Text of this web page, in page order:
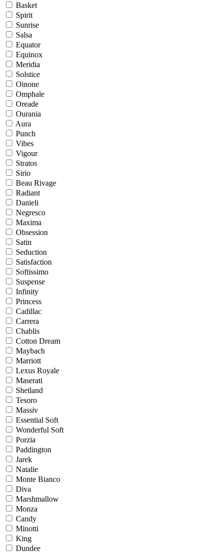
Basket
Spirit
Sunrise
Salsa
Equator
Equinox
Meridia
Solstice
Oinone
Omphale
Oreade
Ourania
Aura
Punch
Vibes
Vigour
Stratos
Sirio
Beau Rivage
Radiant
Danieli
Negresco
Maxima
Obsession
Satin
Seduction
Satisfaction
Softissimo
Suspense
Infinity
Princess
Cadillac
Carrera
Chablis
Cotton Dream
Maybach
Marriott
Lexus Royale
Maserati
Shetland
Tesoro
Massiv
Essential Soft
Wonderful Soft
Porzia
Paddington
Jarek
Natalie
Monte Bianco
Diva
Marshmallow
Monza
Candy
Minotti
King
Dundee